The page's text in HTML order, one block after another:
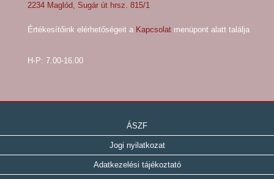
2234 Maglód, Sugár út hrsz. 815/1
Értékesítőink elérhetőségeit a Kapcsolat menüpont alatt találja
H-P: 7.00-16.00
ÁSZF
Jogi nyilatkozat
Adatkezelési tájékoztató